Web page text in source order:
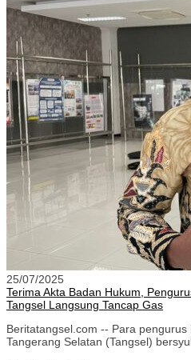
25/07/2025
Terima Akta Badan Hukum,
Tangsel Langsung Tancap Gas
Beritatangsel.com -- Para
Tangerang Selatan (Tangsel)